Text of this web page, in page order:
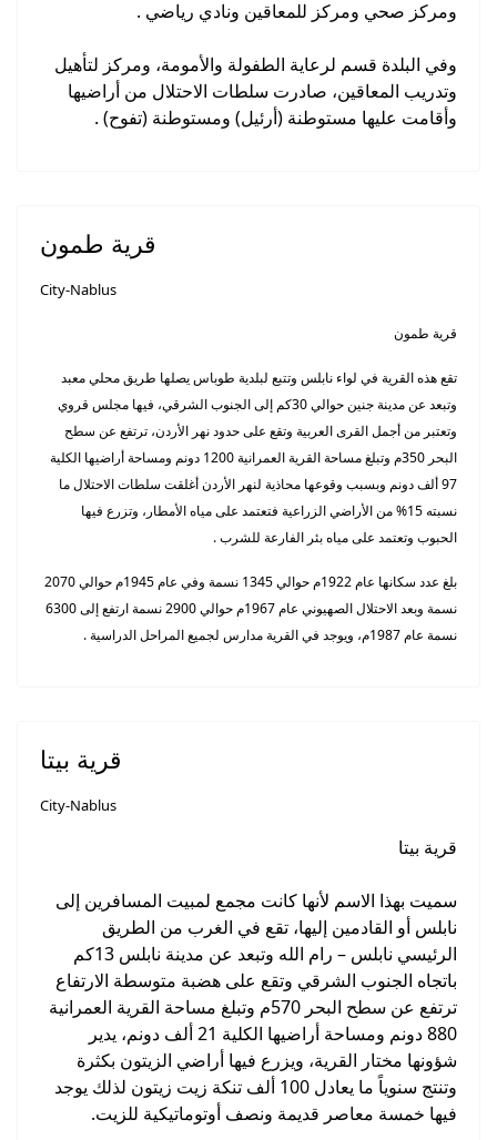
ومركز صحي ومركز للمعاقين ونادي رياضي .
وفي البلدة قسم لرعاية الطفولة والأمومة، ومركز لتأهيل
وتدريب المعاقين، صادرت سلطات الاحتلال من أراضيها
وأقامت عليها مستوطنة (أرئيل) ومستوطنة (تفوح) .
قرية طمون
City-Nablus
قرية طمون
تقع هذه القرية في لواء نابلس وتتبع لبلدية طوباس يصلها طريق محلي معبد
وتبعد عن مدينة جنين حوالي 30كم إلى الجنوب الشرقي، فيها مجلس قروي
وتعتبر من أجمل القرى العربية وتقع على حدود نهر الأردن، ترتفع عن سطح
البحر 350م وتبلغ مساحة القرية العمرانية 1200 دونم ومساحة أراضيها الكلية
97 ألف دونم وبسبب وقوعها محاذية لنهر الأردن أغلقت سلطات الاحتلال ما
نسبته 15% من الأراضي الزراعية فتعتمد على مياه الأمطار، وتزرع فيها
الحبوب وتعتمد على مياه بئر الفارعة للشرب .
بلغ عدد سكانها عام 1922م حوالي 1345 نسمة وفي عام 1945م حوالي 2070
نسمة وبعد الاحتلال الصهيوني عام 1967م حوالي 2900 نسمة ارتفع إلى 6300
نسمة عام 1987م، ويوجد في القرية مدارس لجميع المراحل الدراسية .
قرية بيتا
City-Nablus
قرية بيتا
سميت بهذا الاسم لأنها كانت مجمع لمبيت المسافرين إلى
نابلس أو القادمين إليها، تقع في الغرب من الطريق
الرئيسي نابلس – رام الله وتبعد عن مدينة نابلس 13كم
باتجاه الجنوب الشرقي وتقع على هضبة متوسطة الارتفاع
ترتفع عن سطح البحر 570م وتبلغ مساحة القرية العمرانية
880 دونم ومساحة أراضيها الكلية 21 ألف دونم، يدير
شؤونها مختار القرية، ويزرع فيها أراضي الزيتون بكثرة
وتنتج سنوياً ما يعادل 100 ألف تنكة زيت زيتون لذلك يوجد
فيها خمسة معاصر قديمة ونصف أوتوماتيكية للزيت.